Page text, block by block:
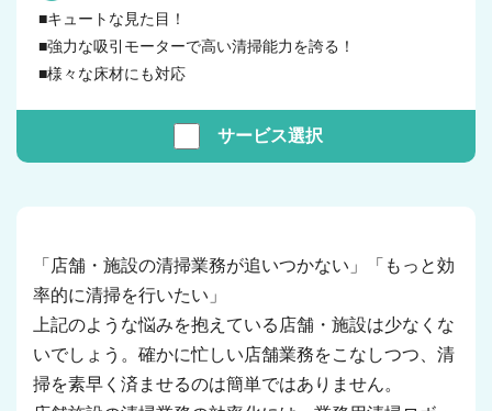
■キュートな見た目！
■強力な吸引モーターで高い清掃能力を誇る！
■様々な床材にも対応
サービス選択
「店舗・施設の清掃業務が追いつかない」「もっと効
率的に清掃を行いたい」
上記のような悩みを抱えている店舗・施設は少なくな
いでしょう。確かに忙しい店舗業務をこなしつつ、清
掃を素早く済ませるのは簡単ではありません。